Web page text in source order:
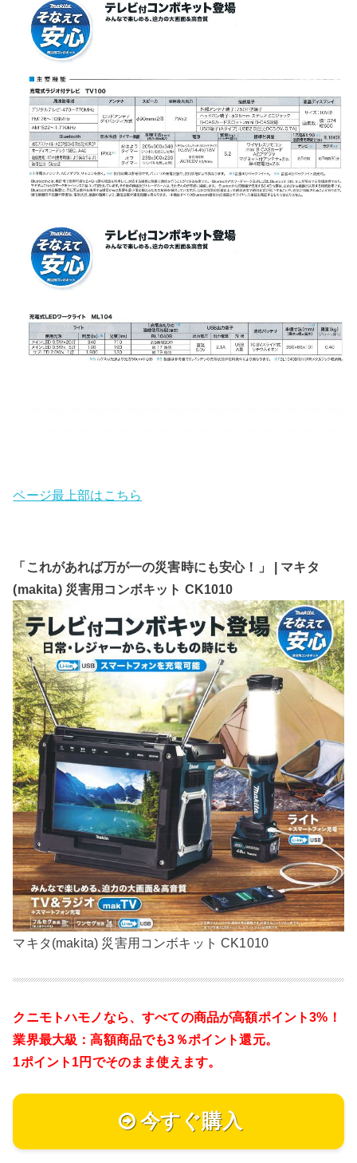
ページ最上部はこちら
「これがあれば万が一の災害時にも安心！」 | マキタ
(makita) 災害用コンボキット CK1010
マキタ(makita) 災害用コンボキット CK1010
クニモトハモノなら、すべての商品が高額ポイント3%！
業界最大級：高額商品でも3％ポイント還元。
1ポイント1円でそのまま使えます。
今すぐ購入